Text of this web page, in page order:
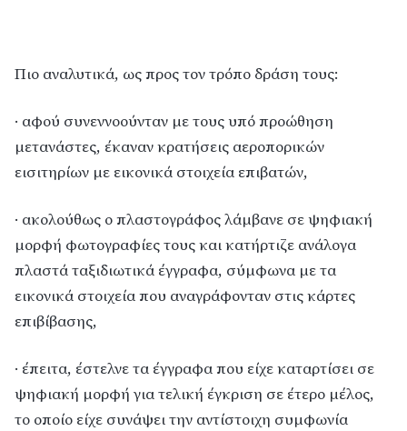
Πιο αναλυτικά, ως προς τον τρόπο δράση τους:
· αφού συνεννοούνταν με τους υπό προώθηση
μετανάστες, έκαναν κρατήσεις αεροπορικών
εισιτηρίων με εικονικά στοιχεία επιβατών,
· ακολούθως ο πλαστογράφος λάμβανε σε ψηφιακή
μορφή φωτογραφίες τους και κατήρτιζε ανάλογα
πλαστά ταξιδιωτικά έγγραφα, σύμφωνα με τα
εικονικά στοιχεία που αναγράφονταν στις κάρτες
επιβίβασης,
· έπειτα, έστελνε τα έγγραφα που είχε καταρτίσει σε
ψηφιακή μορφή για τελική έγκριση σε έτερο μέλος,
το οποίο είχε συνάψει την αντίστοιχη συμφωνία